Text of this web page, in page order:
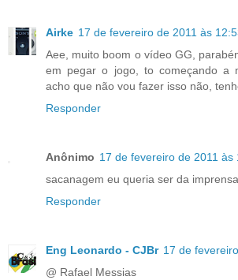
Airke 17 de fevereiro de 2011 às
Aee, muito boom o vídeo GG,
em pegar o jogo, to começando a
acho que não vou fazer isso não,
Responder
Anônimo 17 de fevereiro de 2011 às
sacanagem eu queria ser da imprensa
Responder
Eng Leonardo - CJBr 17 de
@ Rafael Messias